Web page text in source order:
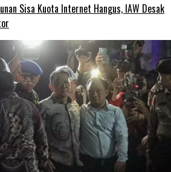
Sisa Kuota Internet Hangus, IAW Desak